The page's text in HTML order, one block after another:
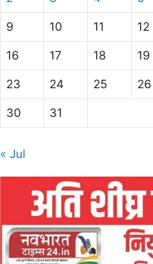
9 10 11 12
16 17 18 19
23 24 25 26
30 31
« Jul